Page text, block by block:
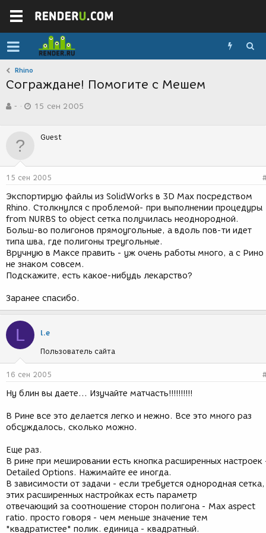
Rhino
Сограждане! Помогите с Мешем
в
р
м
-
а
д
н
и
я
15 сен 2005
Guest
15 сен 2005
Экспортирую файлы из SolidWorks в 3D Max посредством
Rhino. Столкнулся с проблемой- при выполнении процедуры
from NURBS to object сетка получилась неоднородной.
Больш-во полигонов прямоугольные, а вдоль пов-ти идет
типа шва, где полигоны треугольные.
Вручную в Максе править - уж очень работы много, а с Рино
не знаком совсем.
Подскажите, есть какое-нибудь лекарство?
Заранее спасибо.
L l.e
Пользователь сайта
16 сен 2005
Ну блин вы даете... Изучайте матчасть!!!!!!!!!!
В Рине все это делается легко и нежно. Все это много раз
обсуждалось, сколько можно.
Еще раз.
В рине при мешировании есть кнопка расширенных настроек
Detailed Options. Нажимайте ее иногда.
В зависимости от задачи - если требуется однородная
этих расширенных настройках есть параметр
отвечающий за соотношение сторон полигона - Max aspect
ratio. просто говоря - чем меньше значение тем
"квадратистее" полик. единица - квадратный.